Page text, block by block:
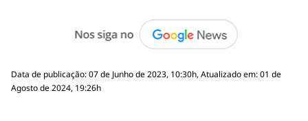
Data de publicação: 07 de Junho de 2023, 10:30h, Atualizado em: 01 de
Agosto de 2024, 19:26h